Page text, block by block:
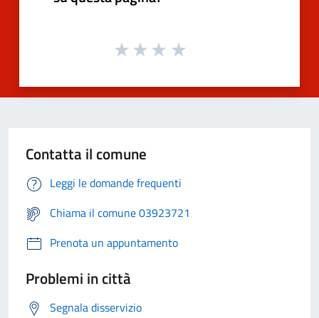
Contatta il comune
Leggi le domande frequenti
Chiama il comune 03923721
Prenota un appuntamento
Problemi in città
Segnala disservizio